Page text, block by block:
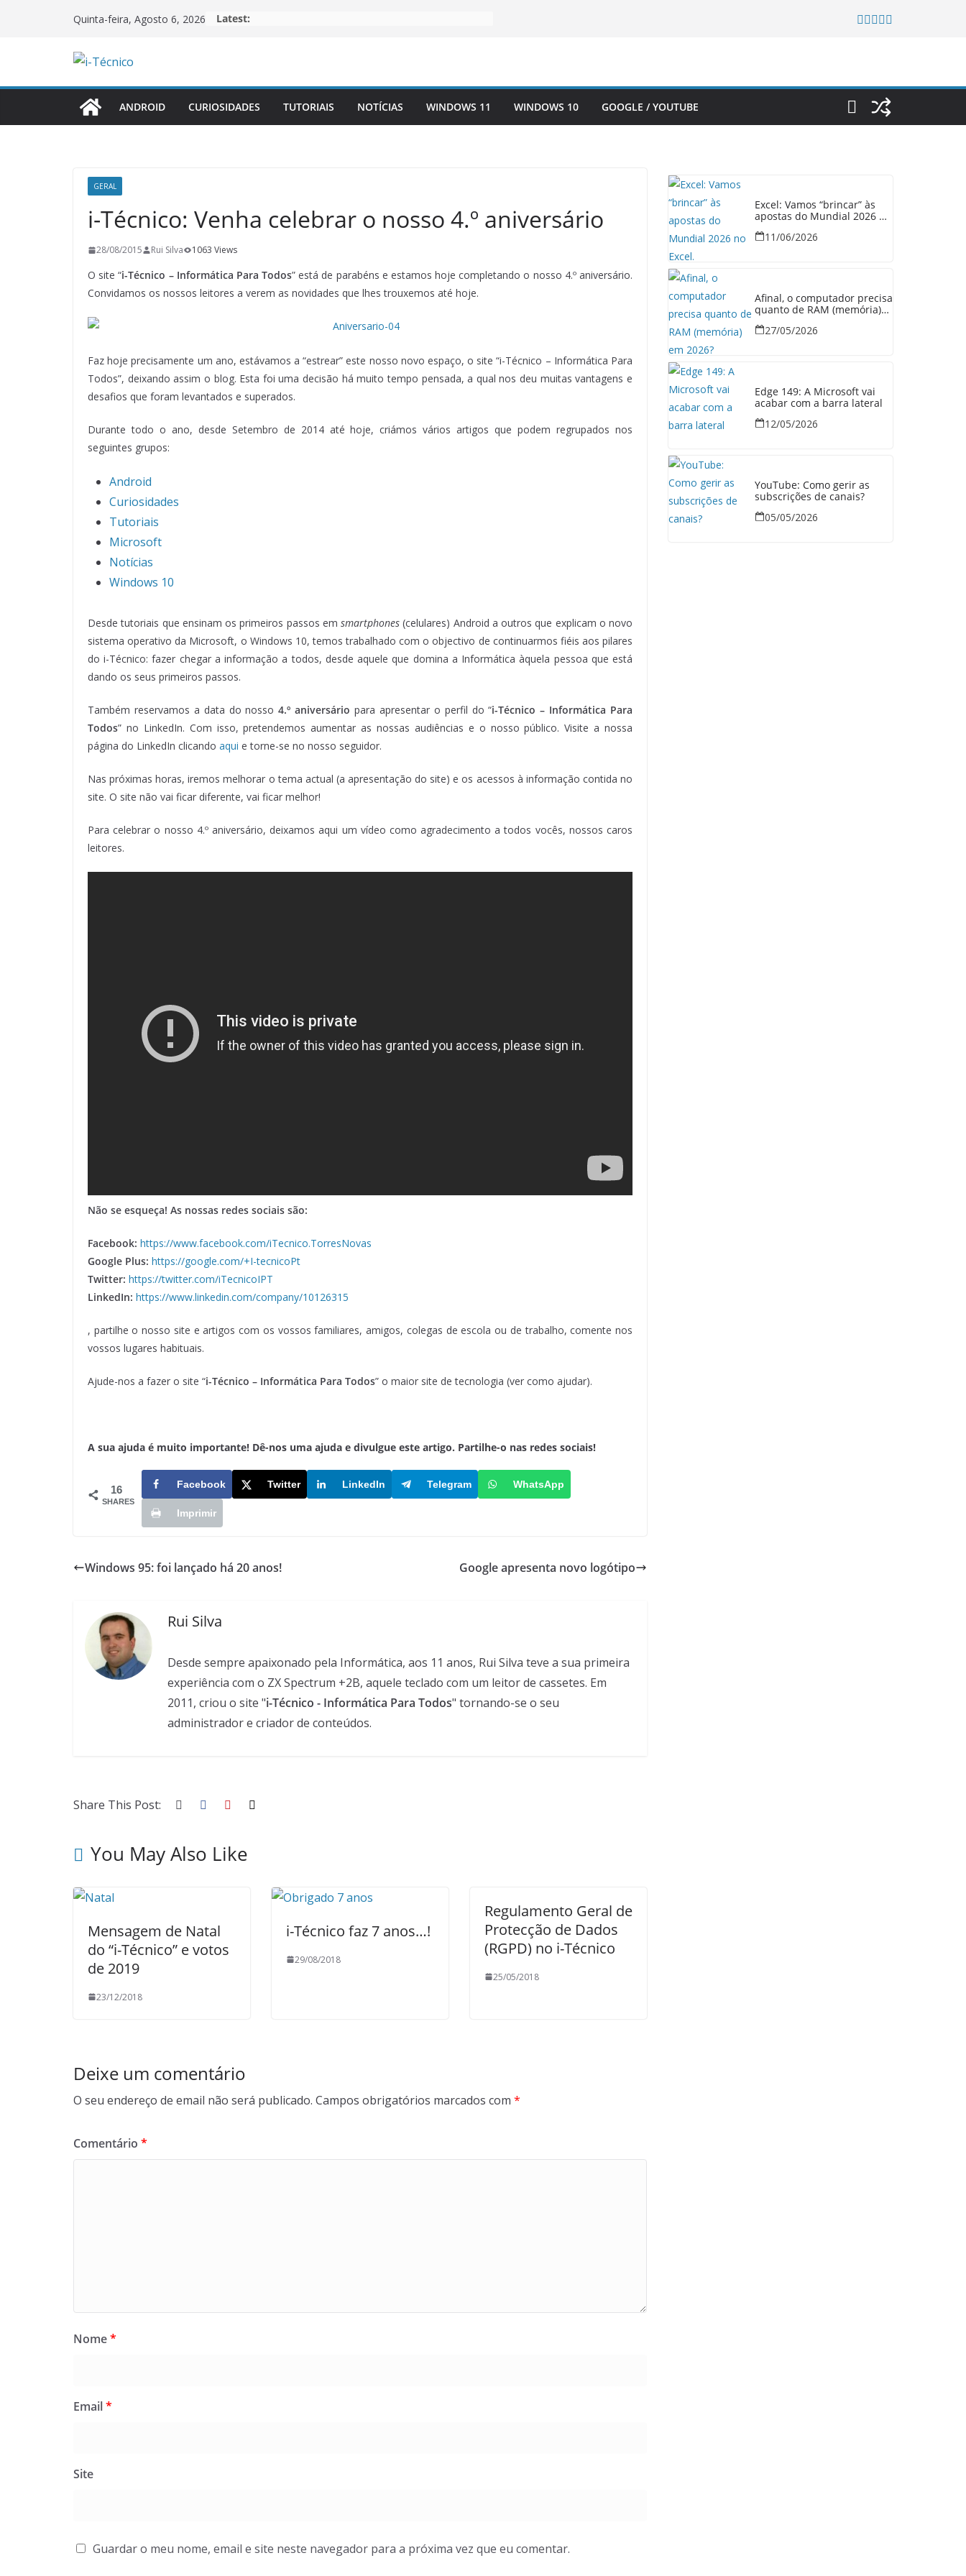
Quinta-feira, Agosto 6, 2026 Latest:
ANDROID CURIOSIDADES TUTORIAIS NOTÍCIAS WINDOWS 11 WINDOWS 10 GOOGLE / YOUTUBE
GERAL
i-Técnico: Venha celebrar o nosso 4.º aniversário
28/08/2015 Rui Silva 1063 Views
O site “i-Técnico – Informática Para Todos” está de parabéns e estamos hoje completando o nosso 4.º aniversário.
Convidamos os nossos leitores a verem as novidades que lhes trouxemos até hoje.
Faz hoje precisamente um ano, estávamos a “estrear” este nosso novo espaço, o site “i-Técnico – Informática Para
Todos”, deixando assim o blog. Esta foi uma decisão há muito tempo pensada, a qual nos deu muitas vantagens e
desafios que foram levantados e superados.
Durante todo o ano, desde Setembro de 2014 até hoje, criámos vários artigos que podem regrupados nos
seguintes grupos:
Android
Curiosidades
Tutoriais
Microsoft
Notícias
Windows 10
Desde tutoriais que ensinam os primeiros passos em smartphones (celulares) Android a outros que explicam o novo
sistema operativo da Microsoft, o Windows 10, temos trabalhado com o objectivo de continuarmos fiéis aos pilares
do i-Técnico: fazer chegar a informação a todos, desde aquele que domina a Informática àquela pessoa que está
dando os seus primeiros passos.
Também reservamos a data do nosso4.º aniversário para apresentar o perfil do “i-Técnico – Informática Para
Todos” no LinkedIn. Com isso, pretendemos aumentar as nossas audiências e o nosso público. Visite a nossa
página do LinkedIn clicando aqui e torne-se no nosso seguidor.
Nas próximas horas, iremos melhorar o tema actual (a apresentação do site) e os acessos à informação contida no
site. O site não vai ficar diferente, vai ficar melhor!
Para celebrar o nosso 4.º aniversário, deixamos aqui um vídeo como agradecimento a todos vocês, nossos caros
leitores.
Não se esqueça! As nossas redes sociais são:
Facebook: https://www.facebook.com/iTecnico.TorresNovas
Google Plus: https://google.com/+I-tecnicoPt
Twitter: https://twitter.com/iTecnicoIPT
LinkedIn: https://www.linkedin.com/company/10126315
, partilhe o nosso site e artigos com os vossos familiares, amigos, colegas de escola ou de trabalho, comente nos
vossos lugares habituais.
Ajude-nos a fazer o site “i-Técnico – Informática Para Todos” o maior site de tecnologia (ver como ajudar).
A sua ajuda é muito importante! Dê-nos uma ajuda e divulgue este artigo. Partilhe-o nas redes sociais!
16
SHARES
Facebook Twitter LinkedIn Telegram WhatsApp
Imprimir
Windows 95: foi lançado há 20 anos! Google apresenta novo logótipo
Rui Silva
Desde sempre apaixonado pela Informática, aos 11 anos, Rui Silva teve a sua primeira
experiência com o ZX Spectrum +2B, aquele teclado com um leitor de cassetes. Em
2011, criou o site "i-Técnico - Informática Para Todos" tornando-se o seu
administrador e criador de conteúdos.
Share This Post:
You May Also Like
Mensagem de Natal
do “i-Técnico” e votos
de 2019
23/12/2018
i-Técnico faz 7 anos…!
29/08/2018
Regulamento Geral de
Protecção de Dados
(RGPD) no i-Técnico
25/05/2018
Deixe um comentário
O seu endereço de email não será publicado. Campos obrigatórios marcados com *
Comentário *
Nome*
Email*
Site
Guardar o meu nome, email e site neste navegador para a próxima vez que eu comentar.
Excel: Vamos “brincar” às
apostas do Mundial 2026 no
11/06/2026
Afinal, o computador precisa
quanto de RAM (memória)
27/05/2026
Edge 149: A Microsoft vai
acabar com a barra lateral
12/05/2026
YouTube: Como gerir as
subscrições de canais?
05/05/2026